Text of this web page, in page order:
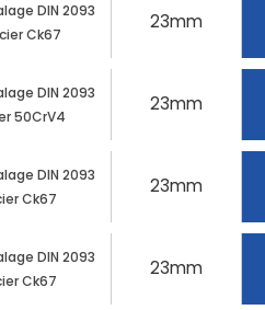
DIN 2093
Ck67
23mm
DIN 2093
50CrV4
23mm
DIN 2093
Ck67
23mm
DIN 2093
Ck67
23mm